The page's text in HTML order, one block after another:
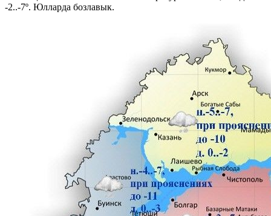
-2..-7º. Юлларда бозлавык.